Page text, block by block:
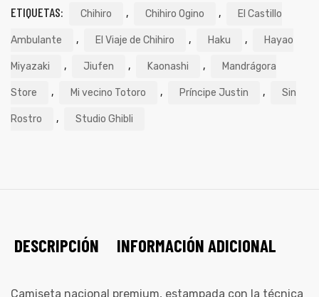
ETIQUETAS: Chihiro , Chihiro Ogino , El Castillo
Ambulante , El Viaje de Chihiro , Haku , Hayao
Miyazaki , Jiufen , Kaonashi , Mandrágora
Store , Mi vecino Totoro , Príncipe Justin , Sin
Rostro , Studio Ghibli
DESCRIPCIÓN INFORMACIÓN ADICIONAL
Camiseta nacional premium, estampada con la técnica